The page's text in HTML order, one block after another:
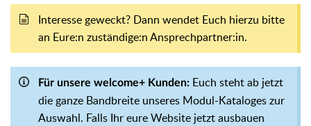
Interesse geweckt? Dann wendet Euch hierzu bitte
an Eure:n zuständige:n Ansprechpartner:in.
Für unsere welcome+ Kunden: Euch steht ab jetzt
die ganze Bandbreite unseres Modul-Kataloges zur
Auswahl. Falls Ihr eure Website jetzt ausbauen